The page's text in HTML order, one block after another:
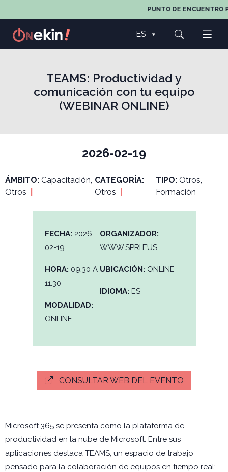
PUNTO DE ENCUENTRO
ES
TEAMS: Productividad y
comunicación con tu equipo
(WEBINAR ONLINE)
2026-02-19
ÁMBITO: Capacitación,
Otros
CATEGORÍA:
Otros
TIPO: Otros,
Formación
FECHA: 2026-
02-19
HORA: 09:30 A
11:30
MODALIDAD:
ONLINE
ORGANIZADOR:
WWW.SPRI.EUS
UBICACIÓN: ONLINE
IDIOMA: ES
CONSULTAR WEB DEL EVENTO
Microsoft 365 se presenta como la plataforma de
productividad en la nube de Microsoft. Entre sus
aplicaciones destaca TEAMS, un espacio de trabajo
pensado para la colaboración de equipos en tiempo real: